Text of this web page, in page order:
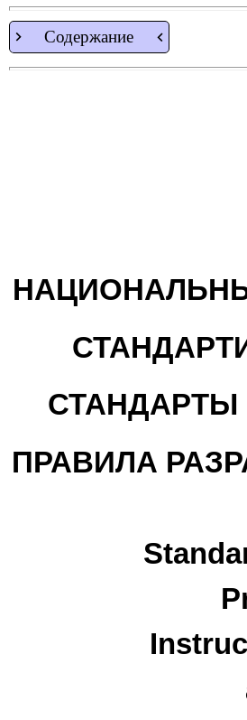
Содержание
ПРАВИЛА